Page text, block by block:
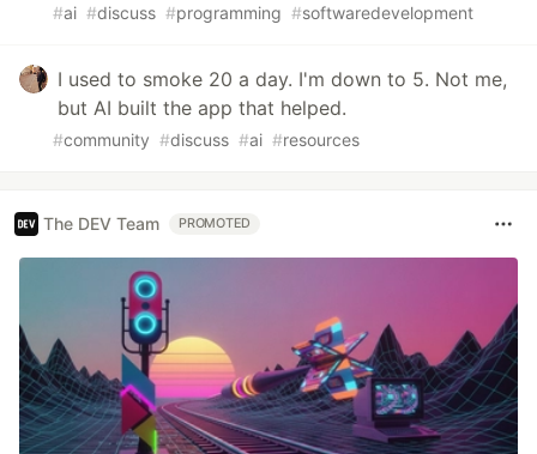
#ai #discuss #programming #softwaredevelopment
I used to smoke 20 a day. I'm down to 5. Not me,
but AI built the app that helped.
#community #discuss #ai #resources
The DEV Team PROMOTED